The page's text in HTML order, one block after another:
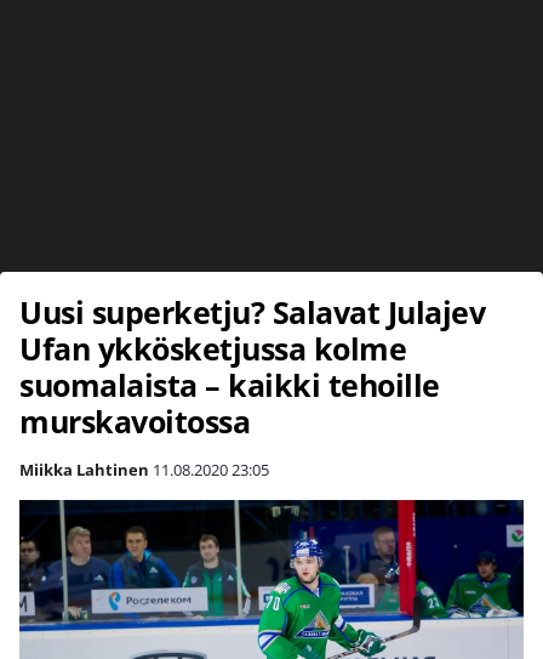
Uusi superketju? Salavat Julajev
Ufan ykkösketjussa kolme
suomalaista – kaikki tehoille
murskavoitossa
Miikka Lahtinen 11.08.202023:05